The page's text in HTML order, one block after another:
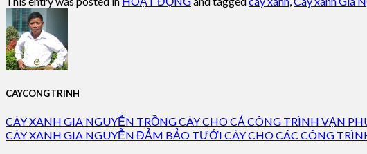
CAYCONGTRINH
CÂY XANH GIA NGUYỄN TRỒNG CÂY CHO CẢ CÔNG TRÌNH VẠN
CÂY XANH GIA NGUYỄN ĐẢM BẢO TƯỚI CÂY CHO CÁC CÔNG